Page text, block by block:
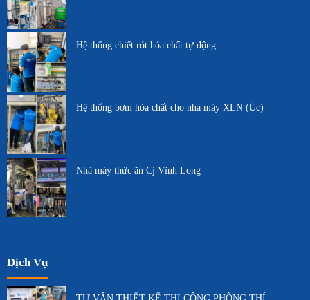
Hệ thống chiết rót hóa chất tự động
Hệ thống bơm hóa chất cho nhà máy XLN (Úc)
Nhà máy thức ăn Cj Vĩnh Long
Dịch Vụ